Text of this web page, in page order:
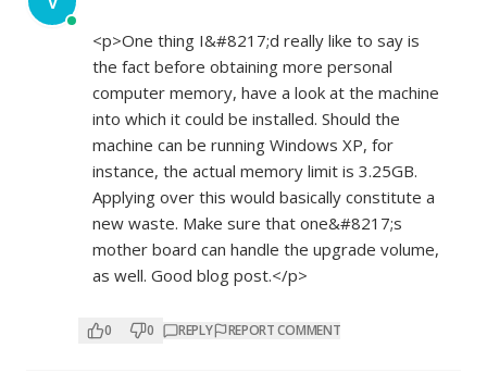
<p>One thing I&#8217;d really like to say is
the fact before obtaining more personal
computer memory, have a look at the machine
into which it could be installed. Should the
machine can be running Windows XP, for
instance, the actual memory limit is 3.25GB.
Applying over this would basically constitute a
new waste. Make sure that one&#8217;s
mother board can handle the upgrade volume,
as well. Good blog post.</p>
0 0 REPLY REPORT COMMENT